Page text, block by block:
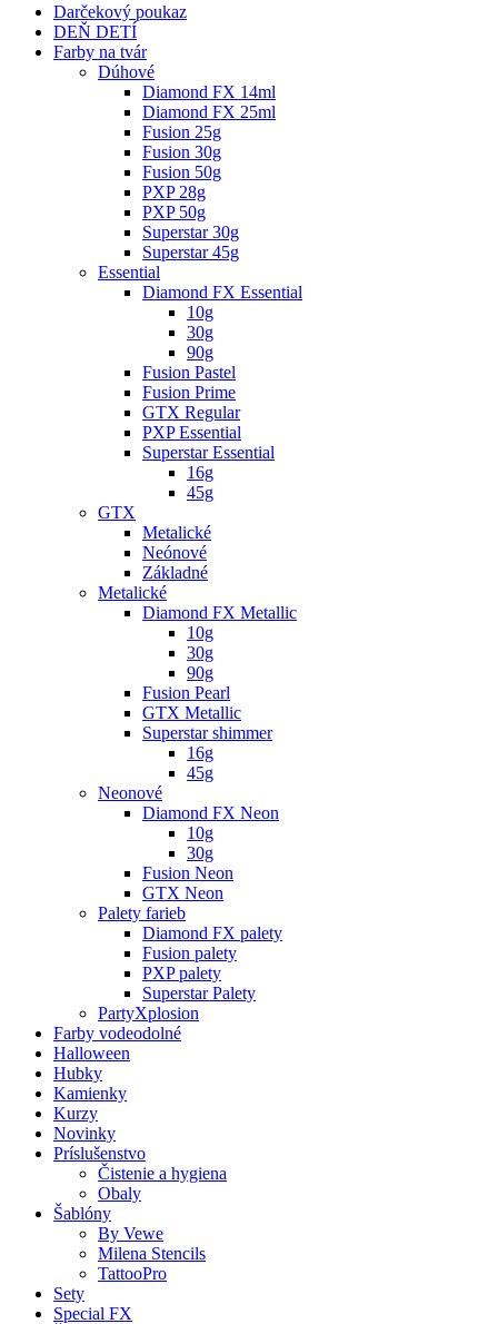
Darčekový poukaz
DEŇ DETÍ
Farby na tvár
Dúhové
Diamond FX 14ml
Diamond FX 25ml
Fusion 25g
Fusion 30g
Fusion 50g
PXP 28g
PXP 50g
Superstar 30g
Superstar 45g
Essential
Diamond FX Essential
10g
30g
90g
Fusion Pastel
Fusion Prime
GTX Regular
PXP Essential
Superstar Essential
16g
45g
GTX
Metalické
Neónové
Základné
Metalické
Diamond FX Metallic
10g
30g
90g
Fusion Pearl
GTX Metallic
Superstar shimmer
16g
45g
Neonové
Diamond FX Neon
10g
30g
Fusion Neon
GTX Neon
Palety farieb
Diamond FX palety
Fusion palety
PXP palety
Superstar Palety
PartyXplosion
Farby vodeodolné
Halloween
Hubky
Kamienky
Kurzy
Novinky
Príslušenstvo
Čistenie a hygiena
Obaly
Šablóny
By Vewe
Milena Stencils
TattooPro
Sety
Special FX